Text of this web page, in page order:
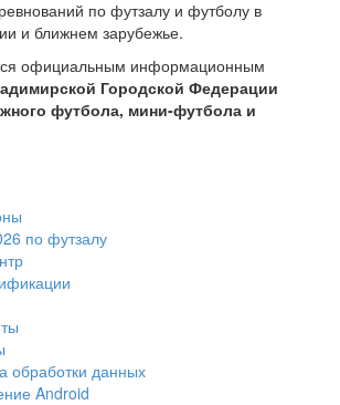
по футзалу и футболу в
и ближнем зарубежье.
официальным информационным
Городской Федерации
футбола, мини-футбола и
по футзалу
обработки данных
Android